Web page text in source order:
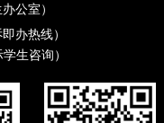
公室）
办热线）
生咨询）